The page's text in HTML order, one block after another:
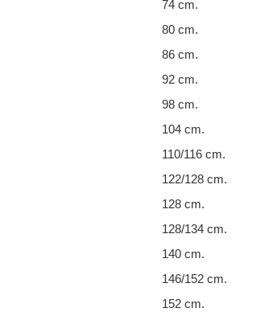
74 cm.
80 cm.
86 cm.
92 cm.
98 cm.
104 cm.
110/116 cm.
122/128 cm.
128 cm.
128/134 cm.
140 cm.
146/152 cm.
152 cm.